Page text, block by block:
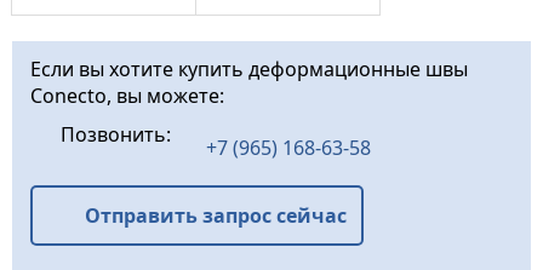
ощущение
полного
отсутствия
деформационно
го шва в полу.
Conecto Sinus ...
система
стальной
опалубки из двух
холоднокатаных
стальных
профилей 2x10
мм, ...
Если вы хотите купить деформационные швы
Conecto, вы можете:
Позвонить:
+7 (965) 168-63-58
Отправить запрос сейчас